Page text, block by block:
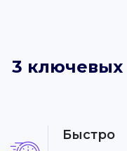
3 ключевых
Быстро